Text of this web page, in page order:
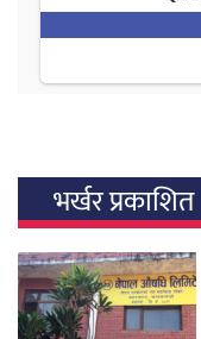
भर्खर प्रकाशित